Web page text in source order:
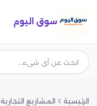
سوق اليوم
الرئيسية المشاريع التجارية